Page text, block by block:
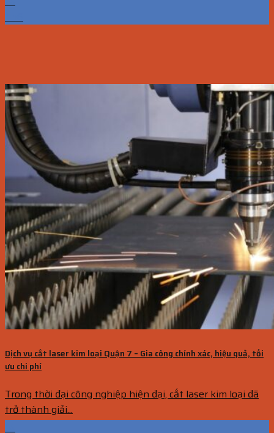
Th6
Dịch vụ cắt laser kim loại Quận 7 – Gia công chính xác, hiệu quả, tối
ưu chi phí
Trong thời đại công nghiệp hiện đại, cắt laser kim loại đã
trở thành giải...
14